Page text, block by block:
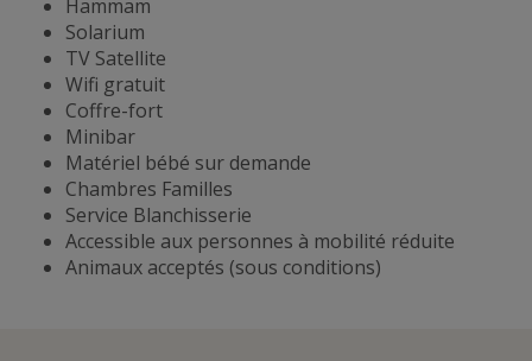
Hammam
Solarium
TV Satellite
Wifi gratuit
Coffre-fort
Minibar
Matériel bébé sur demande
Chambres Familles
Service Blanchisserie
Accessible aux personnes à mobilité réduite
Animaux acceptés (sous conditions)